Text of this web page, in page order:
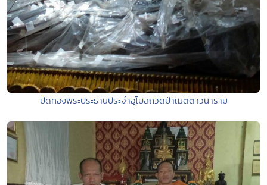
ปิดทองพระประธานประจำอุโบสถวัดป่าเมตตาวนาราม